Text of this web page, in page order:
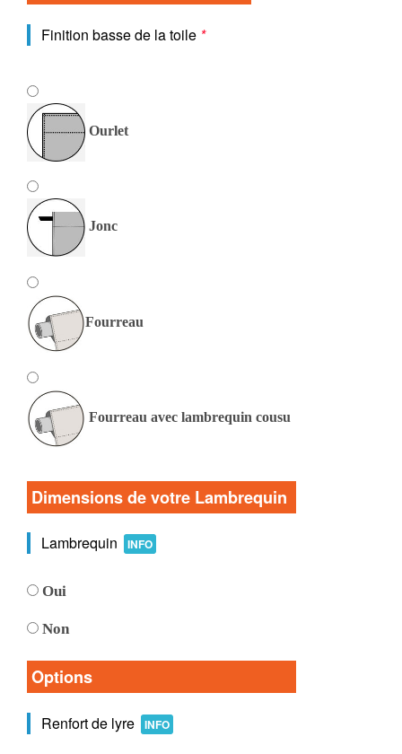
Finition basse de la toile *
Ourlet
Jonc
Fourreau
Fourreau avec lambrequin cousu
Dimensions de votre Lambrequin
Lambrequin INFO
Oui
Non
Options
Renfort de lyre INFO